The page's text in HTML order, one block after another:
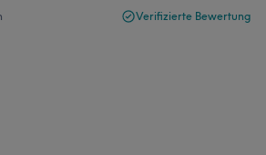
Verifizierte Bewertung